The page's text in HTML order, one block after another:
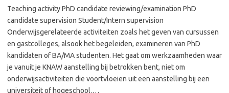
Teaching activity PhD candidate reviewing/examination PhD
candidate supervision Student/Intern supervision
Onderwijsgerelateerde activiteiten zoals het geven van cursussen
en gastcolleges, alsook het begeleiden, examineren van PhD
kandidaten of BA/MA studenten. Het gaat om werkzaamheden waar
je vanuit je KNAW aanstelling bij betrokken bent, niet om
onderwijsactiviteiten die voortvloeien uit een aanstelling bij een
universiteit of hogeschool.…